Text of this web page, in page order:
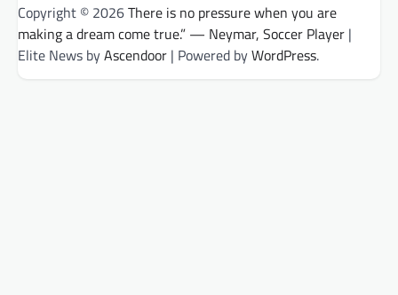
Copyright © 2026There is no pressure when you are
making a dream come true.” — Neymar, Soccer Player |
Elite News byAscendoor | Powered byWordPress.